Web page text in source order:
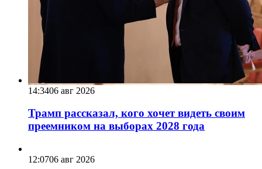
14:3406 авг 2026
Трамп рассказал, кого хочет видеть своим
преемником на выборах 2028 года
12:0706 авг 2026